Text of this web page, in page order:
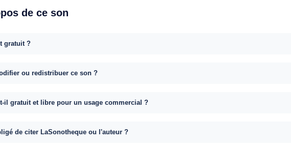
de ce son
gratuit ?
ou redistribuer ce son ?
il gratuit et libre pour un usage commercial ?
de citer LaSonotheque ou l'auteur ?